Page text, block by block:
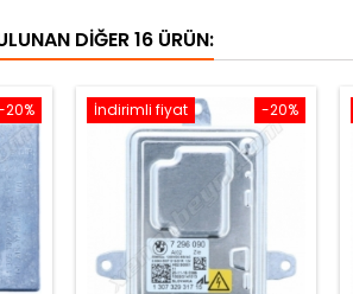
DIĞER 16 ÜRÜN:
-20%
İndirimli fiyat